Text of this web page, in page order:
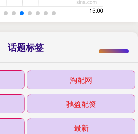
话题标签
淘配网
驰盈配资
最新